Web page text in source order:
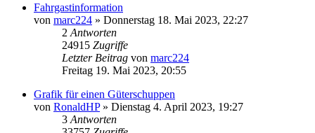
Fahrgastinformation
von marc224 » Donnerstag 18. Mai 2023, 22:27
2 Antworten
24915 Zugriffe
Letzter Beitrag von marc224
Freitag 19. Mai 2023, 20:55
Grafik für einen Güterschuppen
von RonaldHP» Dienstag 4. April 2023, 19:27
3 Antworten